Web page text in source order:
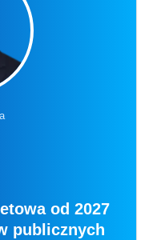
od 2027
publicznych